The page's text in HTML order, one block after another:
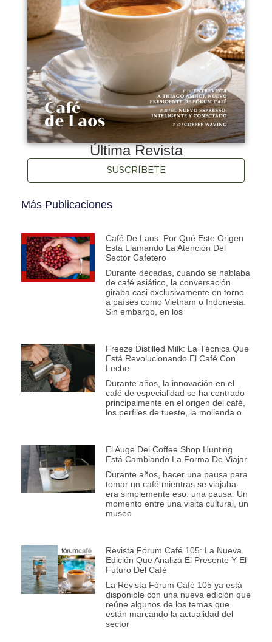
Última Revista
SUSCRÍBETE
Más Publicaciones
Café De Laos: Por Qué Este Origen
Está Llamando La Atención Del
Sector Cafetero
Durante décadas, cuando se hablaba
de café asiático, la conversación
giraba casi exclusivamente en torno
a países como Vietnam o Indonesia.
Sin embargo, en los
Freeze Distilled Milk: La Técnica Que
Está Revolucionando El Café Con
Leche
Durante años, la innovación en el
café de especialidad se ha centrado
principalmente en el origen del café,
los perfiles de tueste, la molienda o
El Auge Del Coffee Shop Hunting
Está Cambiando La Forma De Viajar
Durante años, hacer una pausa para
tomar un café mientras se viajaba
era simplemente eso: una pausa. Un
momento entre una visita cultural, un
museo
Revista Fórum Café 105: La Nueva
Edición Que Analiza El Presente Y El
Futuro Del Café
La Revista Fórum Café 105 ya está
disponible con una nueva edición que
reúne algunos de los temas que
están marcando la actualidad del
sector